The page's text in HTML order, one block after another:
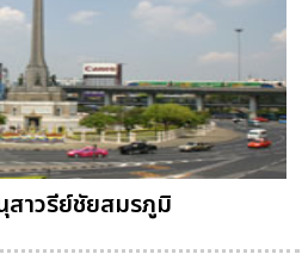
าวรีย์ชัยสมรภูมิ